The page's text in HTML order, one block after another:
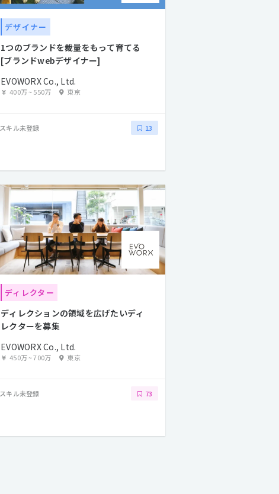
デザイナー
1つのブランドを裁量をもって育てる
[ブランドwebデザイナー]
EVOWORX Co., Ltd.
400万~550万 東京
スキル未登録 13
ディレクター
ディレクションの領域を広げたいディ
レクターを募集
EVOWORX Co., Ltd.
450万~700万 東京
スキル未登録 73